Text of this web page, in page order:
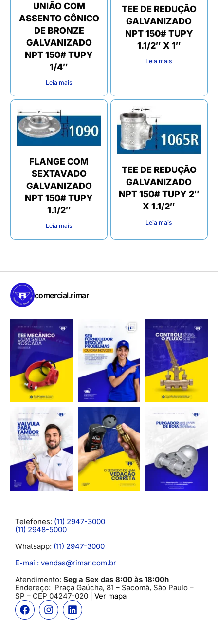
UNIÃO COM
ASSENTO CÔNICO
DE BRONZE
GALVANIZADO
NPT 150# TUPY
1/4″
Leia mais
TEE DE REDUÇÃO
GALVANIZADO
NPT 150# TUPY
1.1/2″ X 1″
Leia mais
FLANGE COM
SEXTAVADO
GALVANIZADO
NPT 150# TUPY
1.1/2″
Leia mais
TEE DE REDUÇÃO
GALVANIZADO
NPT 150# TUPY 2″
X 1.1/2″
Leia mais
comercial.rimar
Telefones: (11) 2947-3000
(11) 2948-5000
Whatsapp: (11) 2947-3000
E-mail: vendas@rimar.com.br
Atendimento: Seg a Sex das 8:00 às 18:00h
Endereço: Praça Gaúcha, 81 – Sacomã, São Paulo –
SP – CEP 04247-020 | Ver mapa